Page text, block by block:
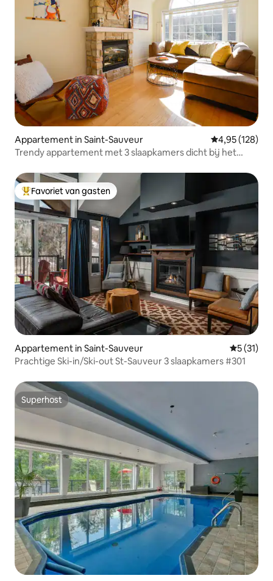
Appartement in Saint-Sauveur Gemiddelde
4,95 (128)
Trendy appartement met 3 slaapkamers dicht bij het
Topfavoriet van gasten
Favoriet van gasten
Appartement in Saint-Sauveur
5 (31)
Prachtige Ski-in/Ski-out St-Sauveur 3 slaapkamers #301
Superhost
Superhost